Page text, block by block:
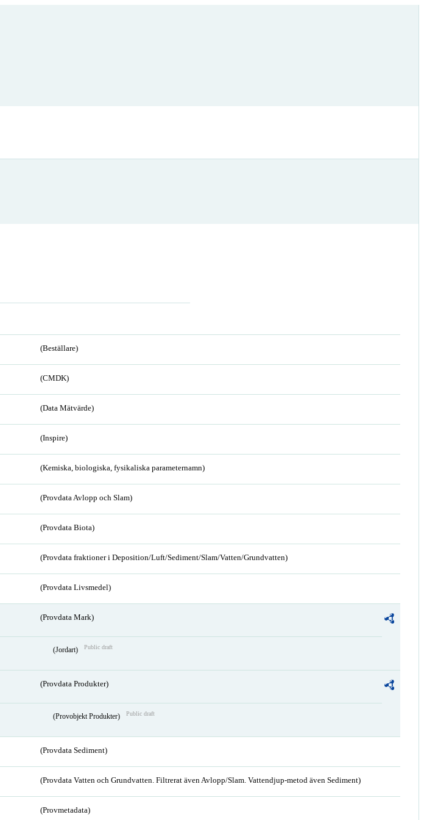
(Beställare)
(CMDK)
(Data Mätvärde)
(Inspire)
(Kemiska, biologiska, fysikaliska parameternamn)
(Provdata Avlopp och Slam)
(Provdata Biota)
(Provdata fraktioner i Deposition/Luft/Sediment/Slam/Vatten/Grundvatten)
(Provdata Livsmedel)
(Provdata Mark)
(Jordart) Public draft
(Provdata Produkter)
(Provobjekt Produkter) Public draft
(Provdata Sediment)
(Provdata Vatten och Grundvatten. Filtrerat även Avlopp/Slam. Vattendjup-metod även Sediment)
(Provmetadata)